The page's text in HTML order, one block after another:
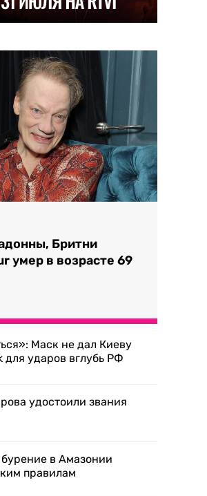
Бритни
умер в возрасте 69
Маск не дал Киеву
для ударов вглубь РФ
удостоили звания
в Амазонии
правилам